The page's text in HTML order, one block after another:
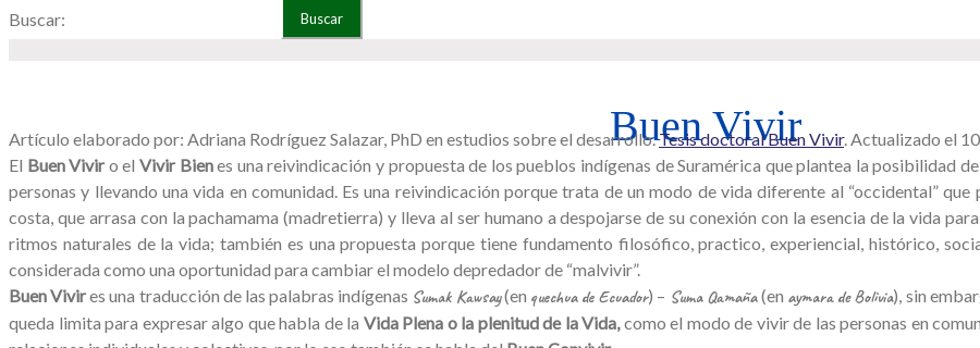
Buscar:
Buen Vivir
Artículo elaborado por: Adriana Rodríguez Salazar, PhD en estudios sobre el desarrollo.Tesis doctoral Buen Vivir. Actualizado el
El Buen Vivir o el Vivir Bienes una reivindicación y propuesta de los pueblos indígenas de Suramérica que plantea la posibilidad
personas y llevando una vida en comunidad. Es una reivindicación porque trata de un modo de vida diferente al “occidental”
costa, que arrasa con la pachamama (madretierra) y lleva al ser humano a despojarse de su conexión con la esencia de la vida
ritmos naturales de la vida; también es una propuesta porque tiene fundamento filosófico, practico, experiencial, histórico,
considerada como una oportunidad para cambiar el modelo depredador de “malvivir”.
Buen Vivires una traducción de las palabras indígenas Sumak Kawsay(en quechua de Ecuador) – Suma Qamaña(en aymara de Bolivia), sin
queda limita para expresar algo que habla de la Vida Plena o la plenitud de la Vida,como el modo de vivir de las personas en